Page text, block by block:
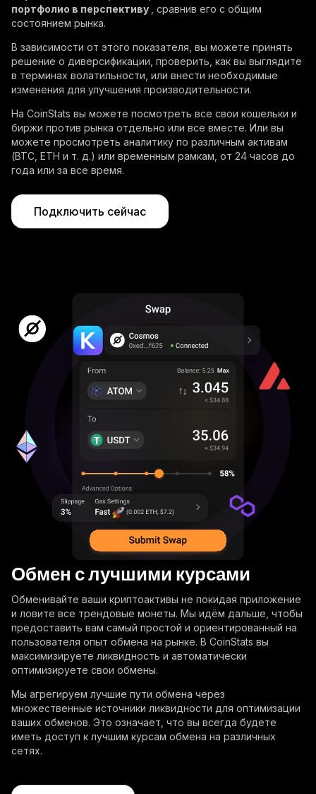
портфолио в перспективу
, сравнив его с общим
состоянием рынка.
В зависимости от этого показателя, вы можете принять
решение о диверсификации, проверить, как вы выглядите
в терминах волатильности, или внести необходимые
изменения для улучшения производительности.
На CoinStats вы можете посмотреть все свои кошельки и
биржи против рынка отдельно или все вместе. Или вы
можете просмотреть аналитику по различным активам
(BTC, ETH и т. д.) или временным рамкам, от 24 часов до
года или за все время.
Подключить сейчас
Обмен с лучшими курсами
Обменивайте ваши криптоактивы не покидая приложение
и ловите все трендовые монеты. Мы идём дальше, чтобы
предоставить вам самый простой и ориентированный на
пользователя опыт обмена на рынке. В CoinStats вы
максимизируете ликвидность и автоматически
оптимизируете свои обмены.
Мы агрегируем лучшие пути обмена через
множественные источники ликвидности для оптимизации
ваших обменов. Это означает, что вы всегда будете
иметь доступ к лучшим курсам обмена на различных
сетях.